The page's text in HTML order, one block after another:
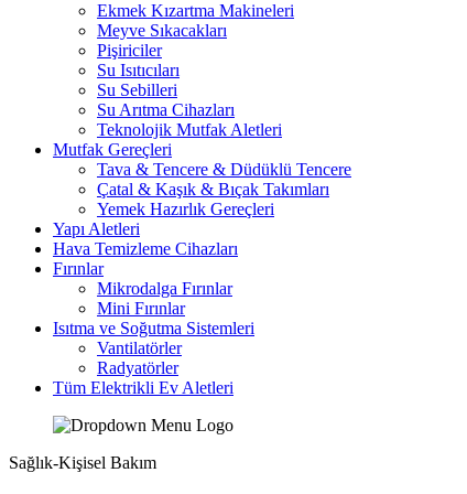
Ekmek Kızartma Makineleri
Meyve Sıkacakları
Pişiriciler
Su Isıtıcıları
Su Sebilleri
Su Arıtma Cihazları
Teknolojik Mutfak Aletleri
Mutfak Gereçleri
Tava & Tencere & Düdüklü Tencere
Çatal & Kaşık & Bıçak Takımları
Yemek Hazırlık Gereçleri
Yapı Aletleri
Hava Temizleme Cihazları
Fırınlar
Mikrodalga Fırınlar
Mini Fırınlar
Isıtma ve Soğutma Sistemleri
Vantilatörler
Radyatörler
Tüm Elektrikli Ev Aletleri
Sağlık-Kişisel Bakım